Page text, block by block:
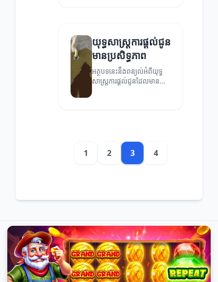
យុទ្ធសាស្ត្រការផ្តល់ជូន
មានប្រសិទ្ធភាព
អត្ថបទនេះនឹងពន្យល់អំពីយុទ្ធ
សាស្ត្រការផ្តល់ជូនដែលមាន
ប្រសិទ្ធភាពសម្រាប់អាជីវកម្ម
1 2 3 4